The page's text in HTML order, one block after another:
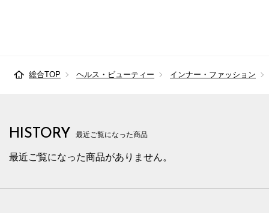
総合TOP ヘルス・ビューティー インナー・ファッション
HISTORY 最近ご覧になった商品
最近ご覧になった商品がありません。